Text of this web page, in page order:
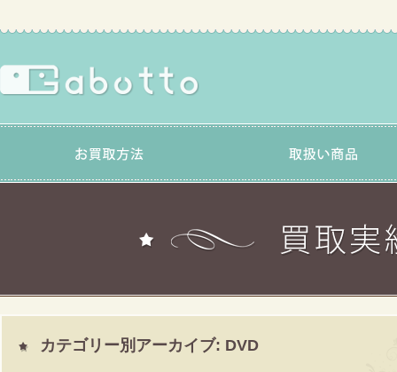
カテゴリー別アーカイブ: DVD